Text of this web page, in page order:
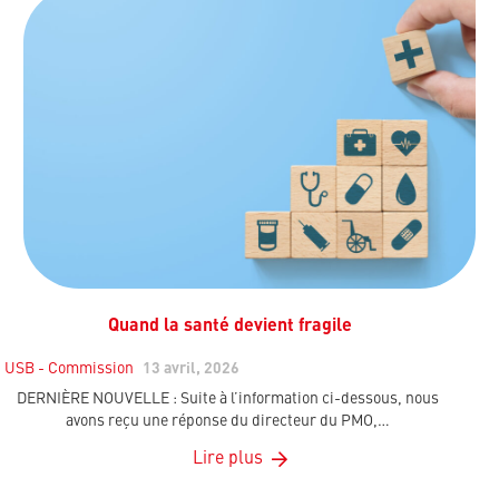
Quand la santé devient fragile
USB - Commission
13 avril, 2026
DERNIÈRE NOUVELLE : Suite à l’information ci-dessous, nous
avons reçu une réponse du directeur du PMO,…
Lire plus